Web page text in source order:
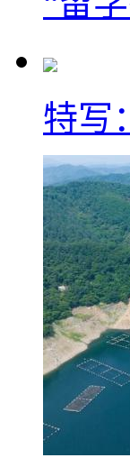
特写